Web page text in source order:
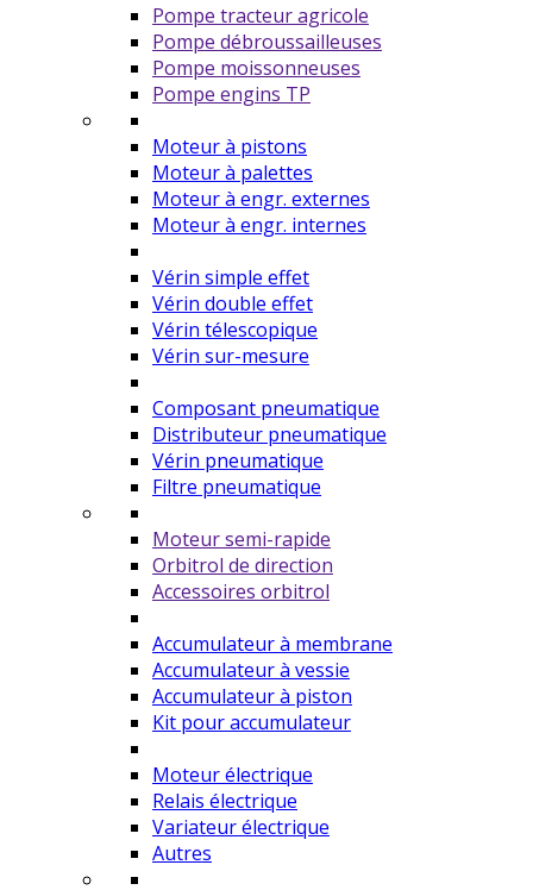
Pompe tracteur agricole
Pompe débroussailleuses
Pompe moissonneuses
Pompe engins TP
Moteur à pistons
Moteur à palettes
Moteur à engr. externes
Moteur à engr. internes
Vérin simple effet
Vérin double effet
Vérin télescopique
Vérin sur-mesure
Composant pneumatique
Distributeur pneumatique
Vérin pneumatique
Filtre pneumatique
Moteur semi-rapide
Orbitrol de direction
Accessoires orbitrol
Accumulateur à membrane
Accumulateur à vessie
Accumulateur à piston
Kit pour accumulateur
Moteur électrique
Relais électrique
Variateur électrique
Autres